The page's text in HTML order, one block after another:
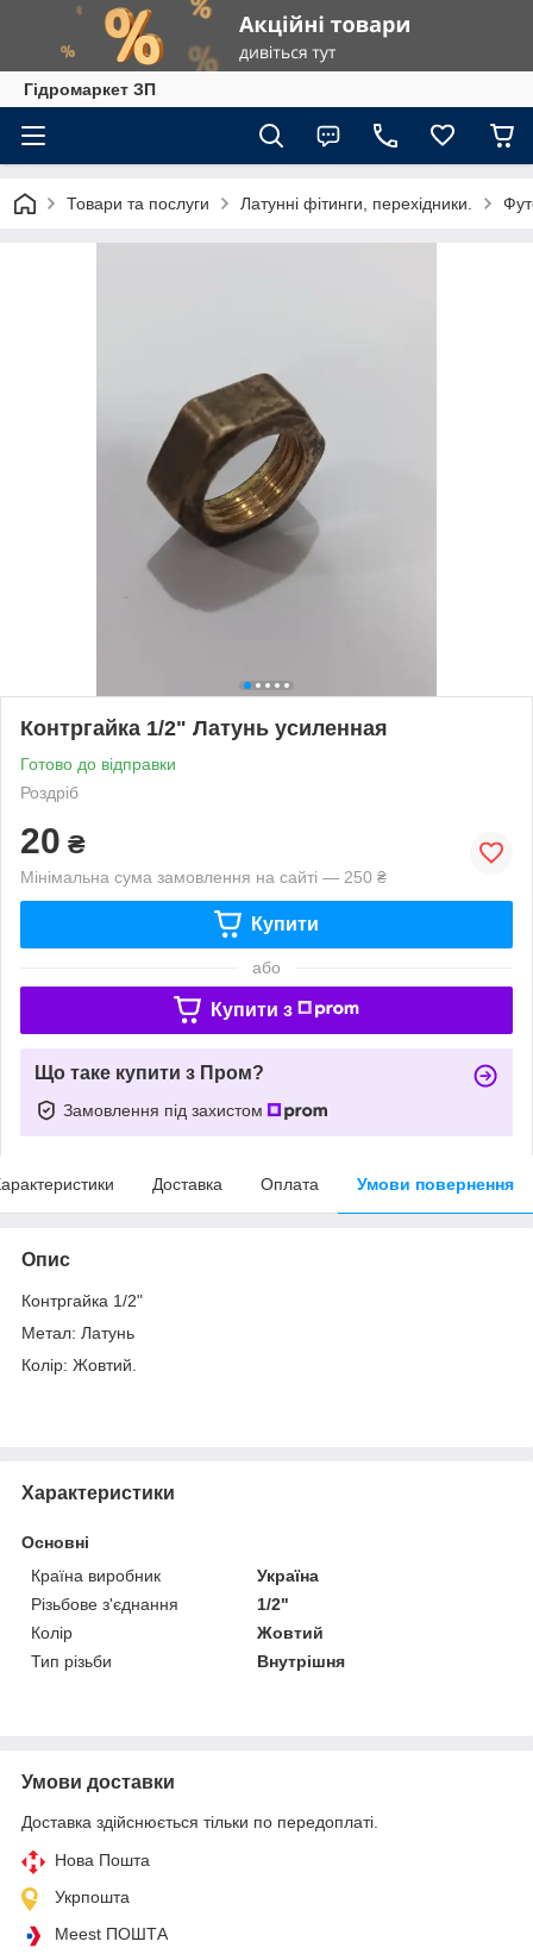
Гiдромаркет ЗП
Товари та послуги Латунні фітинги, перехідники.
Контргайка 1/2" Латунь усиленная
Готово до відправки
Роздріб
20 ₴
Мінімальна сума замовлення на сайті — 250 ₴
Купити
або
Купити з
Що таке купити з Пром?
Замовлення під захистом
Доставка Оплата Умови повернення
Опис
Контргайка 1/2"
Метал: Латунь
Колір: Жовтий.
Характеристики
Основні
Країна виробник
Україна
Різьбове з'єднання
1/2"
Колір
Жовтий
Тип різьби
Внутрішня
Умови доставки
Доставка здійснюється тільки по передоплаті.
Нова Пошта
Укрпошта
Meest ПОШТА